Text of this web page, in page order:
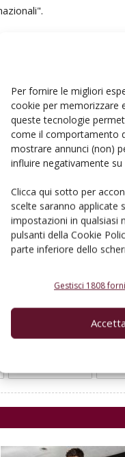
Per fornire le migliori
cookie per memorizzare
queste tecnologie
come il comportamento
mostrare annunci (non)
influire negativamente
Clicca qui sotto per
scelte saranno applicate
impostazioni in qualsiasi
pulsanti della Cookie
parte inferiore dello
Gestisci 1808
Accetta
terra di
di una serie di
Cordero con Tenuta
Casa Re, in una zona
custode
in Sicilia, dove
più grande opera di